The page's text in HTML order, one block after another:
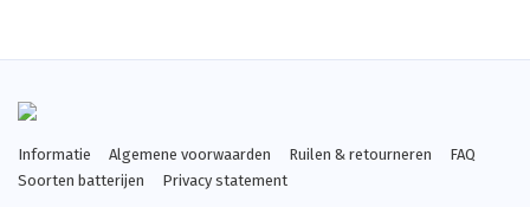
Informatie Algemene voorwaarden Ruilen & retourneren
FAQ
Soorten batterijen
Privacy statement